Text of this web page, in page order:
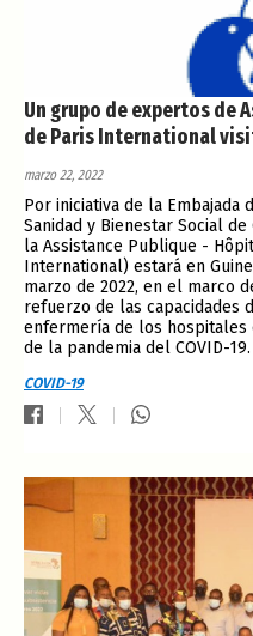
Un grupo de expertos de
de Paris International
marzo 22, 2022
Por iniciativa de la Embajada
Sanidad y Bienestar Social
la Assistance Publique -
International) estará en
marzo de 2022, en el marco
refuerzo de las capacidades
enfermería de los hospitales
de la pandemia del COVID-19.
COVID-19